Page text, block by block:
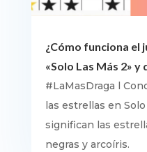
¿Cómo funciona el
«Solo Las Más 2» y
#LaMasDraga l
las estrellas en
significan las
negras y arcoíris.